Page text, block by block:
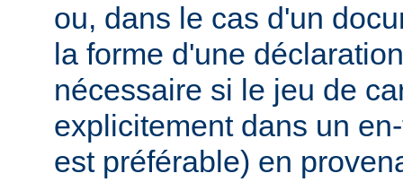
ou, dans le cas d'un
la forme d'une
nécessaire si le jeu de
explicitement dans un
est préférable) en